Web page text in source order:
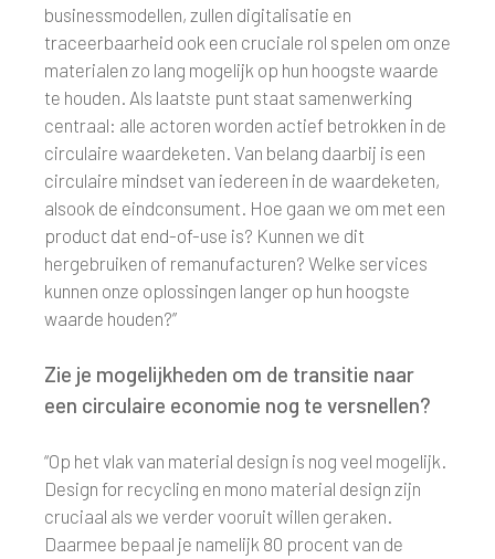
businessmodellen, zullen digitalisatie en
traceerbaarheid ook een cruciale rol spelen om onze
materialen zo lang mogelijk op hun hoogste waarde
te houden. Als laatste punt staat samenwerking
centraal: alle actoren worden actief betrokken in de
circulaire waardeketen. Van belang daarbij is een
circulaire mindset van iedereen in de waardeketen,
alsook de eindconsument. Hoe gaan we om met een
product dat end-of-use is? Kunnen we dit
hergebruiken of remanufacturen? Welke services
kunnen onze oplossingen langer op hun hoogste
waarde houden?”
Zie je mogelijkheden om de transitie naar
een circulaire economie nog te versnellen?
“Op het vlak van material design is nog veel mogelijk.
Design for recycling en mono material design zijn
cruciaal als we verder vooruit willen geraken.
Daarmee bepaal je namelijk 80 procent van de